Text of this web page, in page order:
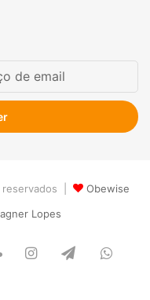
reservados |
Obewise
Lopes
SoundCloud
Instagram
Telegram